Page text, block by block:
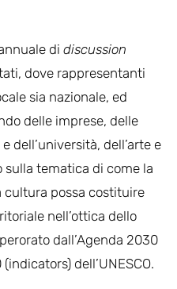
di discussion
dove rappresentanti
sia nazionale, ed
delle imprese, delle
dell’università, dell’arte e
tematica di come la
cultura possa costituire
nell’ottica dello
dall’Agenda 2030
dell’UNESCO.